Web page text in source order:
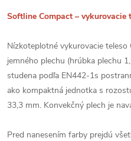
Softline Compact – vykurovacie
Nízkoteplotné vykurovacie
jemného plechu (hrúbka plechu
studena podľa EN442-1s
ako kompaktná jednotka s
33,3 mm. Konvekčný plech je
Pred nanesením farby prejdú